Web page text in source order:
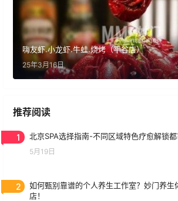
嗨友虾.小龙虾.牛蛙.烧烤（平谷店）
25年3月16日
推荐阅读
1 北京SPA选择指南-不同区域特色疗愈解锁
5月19日
2
如何甄别靠谱的个人养生工作室？妙门养生
店！